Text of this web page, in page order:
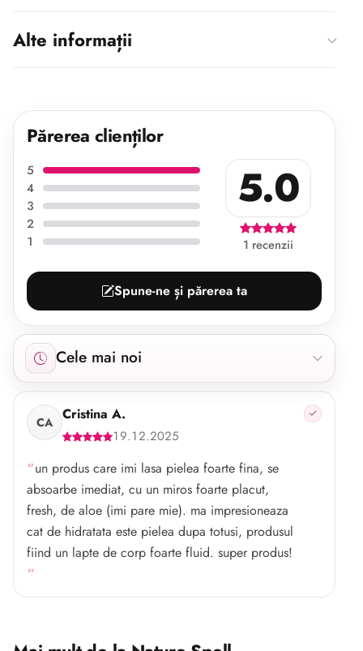
Alte informații
Părerea clienților
5
4
3
2
1
5.0
1 recenzii
Spune-ne și părerea ta
Cele mai noi
Afișăm 1 recenzie începând cu cele mai noi.
CA Cristina A.
19.12.2025
un produs care imi lasa pielea foarte fina, se
absoarbe imediat, cu un miros foarte placut,
fresh, de aloe (imi pare mie). ma impresioneaza
cat de hidratata este pielea dupa totusi, produsul
fiind un lapte de corp foarte fluid. super produs!